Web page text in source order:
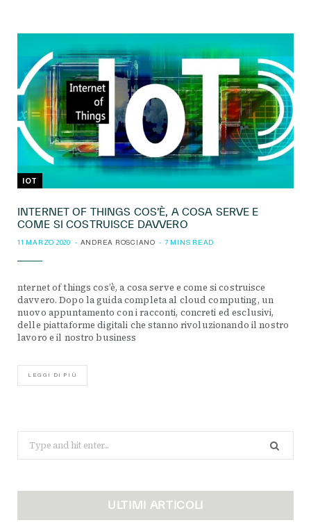
IOT
INTERNET OF THINGS COS’È, A COSA SERVE E
COME SI COSTRUISCE DAVVERO
11 MARZO 2020 ANDREA ROSCIANO 7 MINS READ
nternet of things cos’è, a cosa serve e come si costruisce
davvero. Dopo la guida completa al cloud computing, un
nuovo appuntamento con i racconti, concreti ed esclusivi,
delle piattaforme digitali che stanno rivoluzionando il nostro
lavoro e il nostro business
LEGGI DI PIÙ
for:
ULTIMI ARTICOLI